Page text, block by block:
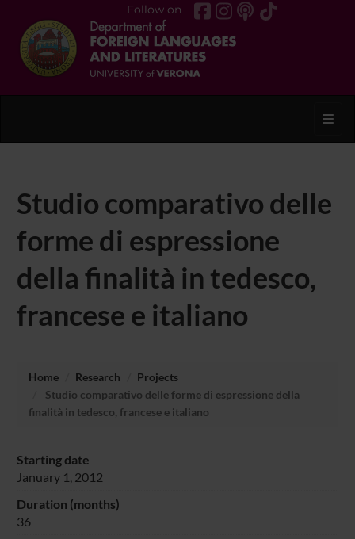
Follow on
Studio comparativo delle
forme di espressione
della finalità in tedesco,
francese e italiano
Home Research
Projects
Studio comparativo delle forme di espressione della
finalità in tedesco, francese e italiano
Starting date
January 1, 2012
Duration (months)
36